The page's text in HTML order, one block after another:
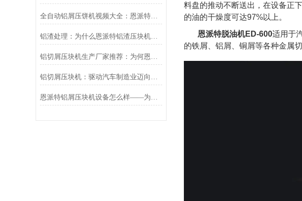
全自动铝屑压饼机视频大全：恩派特品牌为何成为行业优选？
铝渣处理：为什么恩派特铝渣压块机能成为行业？
铝切屑压块机生产厂家推荐：为何恩派特是您的理想之选？
铝切屑压块机：驱动汽车制造业迈向绿色与高效的关键装备
恩派特铝屑压块机设备怎么样——为什么越来越多的厂家选择这个品牌？
料盘的推动不断送出，在设备正
的油的干燥度可达97%以上。
恩派特脱油机ED-600适用于
的铁屑、铝屑、铜屑等各种金属